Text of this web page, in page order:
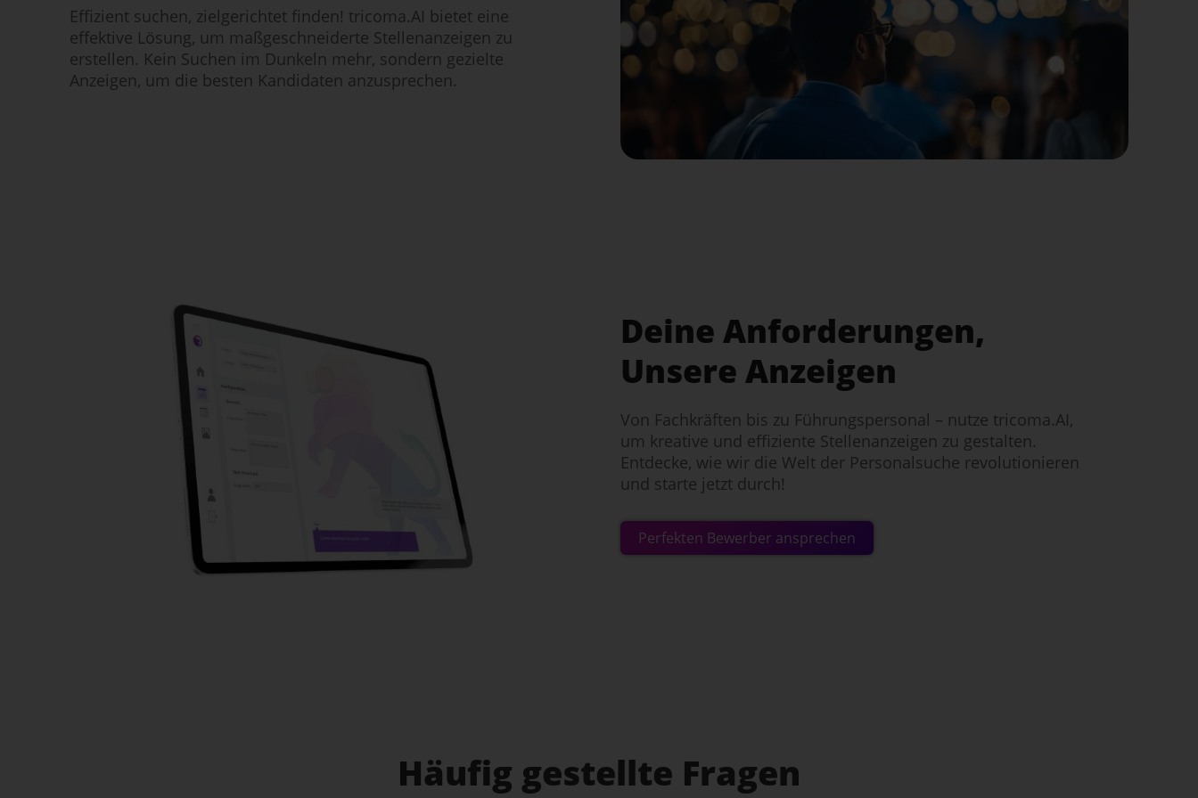
Effizient suchen, zielgerichtet finden! tricoma.AI bietet eine
effektive Lösung, um maßgeschneiderte Stellenanzeigen zu
erstellen. Kein Suchen im Dunkeln mehr, sondern gezielte
Anzeigen, um die besten Kandidaten anzusprechen.
Deine Anforderungen,
Unsere Anzeigen
Von Fachkräften bis zu Führungspersonal – nutze tricoma.AI,
um kreative und effiziente Stellenanzeigen zu gestalten.
Entdecke, wie wir die Welt der Personalsuche revolutionieren
und starte jetzt durch!
Perfekten Bewerber ansprechen
Häufig gestellte Fragen